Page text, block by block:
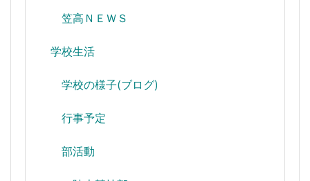
笠高ＮＥＷＳ
学校生活
学校の様子(ブログ)
行事予定
部活動